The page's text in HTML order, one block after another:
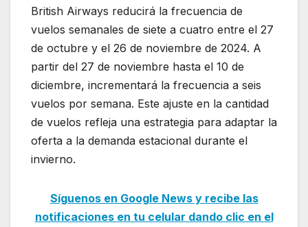
British Airways reducirá la frecuencia de
vuelos semanales de siete a cuatro entre el 27
de octubre y el 26 de noviembre de 2024. A
partir del 27 de noviembre hasta el 10 de
diciembre, incrementará la frecuencia a seis
vuelos por semana. Este ajuste en la cantidad
de vuelos refleja una estrategia para adaptar la
oferta a la demanda estacional durante el
invierno.
Síguenos en Google News y recibe las
notificaciones en tu celular dando clic en el